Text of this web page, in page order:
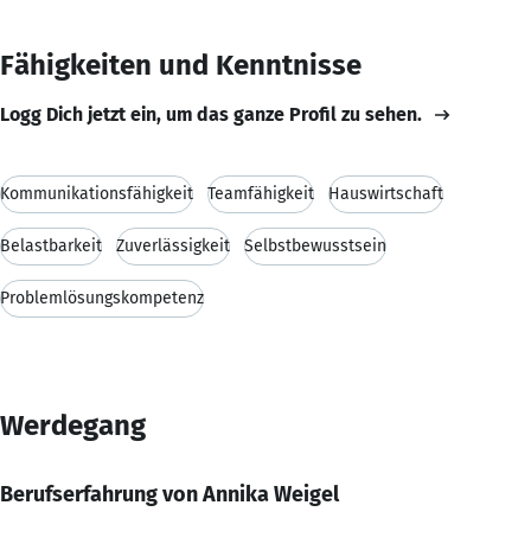
Fähigkeiten und Kenntnisse
Logg Dich jetzt ein, um das ganze Profil zu sehen.
Kommunikationsfähigkeit Teamfähigkeit Hauswirtschaft
Belastbarkeit Zuverlässigkeit Selbstbewusstsein
Problemlösungskompetenz
Werdegang
Berufserfahrung von Annika Weigel